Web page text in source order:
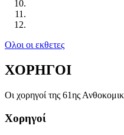
Ολοι οι εκθετες
ΧΟΡΗΓΟΙ
Οι χορηγοί της 61ης
Χορηγοί